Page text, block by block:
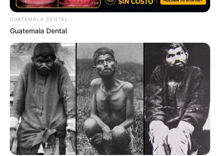
GUATEMALA DENTAL
Guatemala Dental